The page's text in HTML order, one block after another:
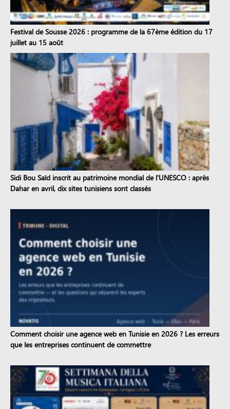
Festival de Sousse 2026 : programme de la 67ème édition du 17
juillet au 15 août
Sidi Bou Saïd inscrit au patrimoine mondial de l'UNESCO : après
Dahar en avril, dix sites tunisiens sont classés
Comment choisir une agence web en Tunisie en 2026 ? Les erreurs
que les entreprises continuent de commettre